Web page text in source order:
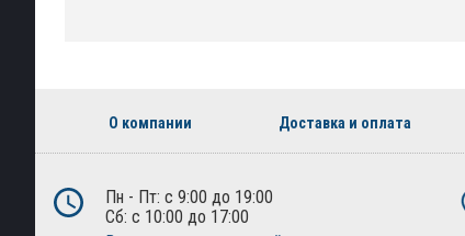
О компании Доставка и оплата
Пн - Пт: с 9:00 до 19:00
Сб: с 10:00 до 17:00